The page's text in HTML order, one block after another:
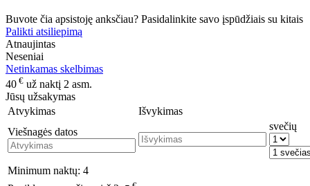
Buvote čia apsistoję anksčiau? Pasidalinkite savo įspūdžiais su kitais
Palikti atsiliepimą
Atnaujintas
Neseniai
Netinkamas skelbimas
40 € už naktį 2 asm.
Jūsų užsakymas
Atvykimas
Išvykimas
Viešnagės datos
svečių
Minimum naktų: 4